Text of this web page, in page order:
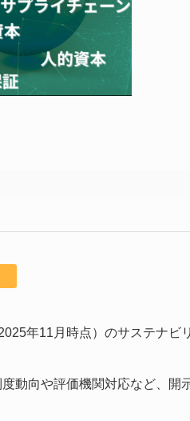
年11月時点）のサステナビ
動向や評価機関対応など、開